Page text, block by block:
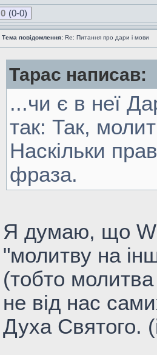
0 (0-0)
Тема повідомлення: Re: Питання про дари і мови
Тарас написав:
...чи є в неї
так: Так,
Наскільки
фраза.
Я думаю, що
"молитву на
(тобто
не від нас
Духа Святого.